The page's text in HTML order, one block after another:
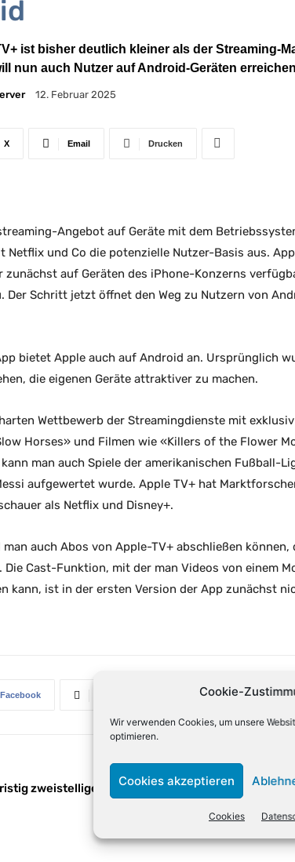
Cookie-
Wir verwenden Cookies, um unsere
optimieren.
Cookies akzeptieren
Cookies
ist bisher deutlich kleiner als der Streaming-
nun auch Nutzer auf Android-Geräten
12. Februar 2025
X Email Drucken
Angebot auf Geräte mit dem
Netflix und Co die potenzielle Nutzer-Basis aus.
auf Geräten des iPhone-Konzerns
Der Schritt jetzt öffnet den Weg zu Nutzern von
bietet Apple auch auf Android an. Ursprünglich
die eigenen Geräte attraktiver zu machen.
Wettbewerb der Streamingdienste mit
Horses» und Filmen wie «Killers of the Flower
man auch Spiele der amerikanischen Fußball-
aufgewertet wurde. Apple TV+ hat
als Netflix und Disney+.
auch Abos von Apple-TV+ abschließen können,
Cast-Funktion, mit der man Videos von einem
kann, ist in der ersten Version der App zunächst
Facebook Drucken
zweistelliges
KI-Boom hilft